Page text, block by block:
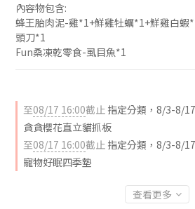
內容物包含:
蜂王胎肉泥-雞*1+鮮雞牡蠣*1+鮮雞白蝦
頭刀*1
Fun桑凍乾零食-虱目魚*1
至08/17 16:00截止 指定分類，8/3-8/
貪貪櫻花直立貓抓板
至08/17 16:00截止 指定分類，8/3-8/
寵物好眠四季墊
查看更多